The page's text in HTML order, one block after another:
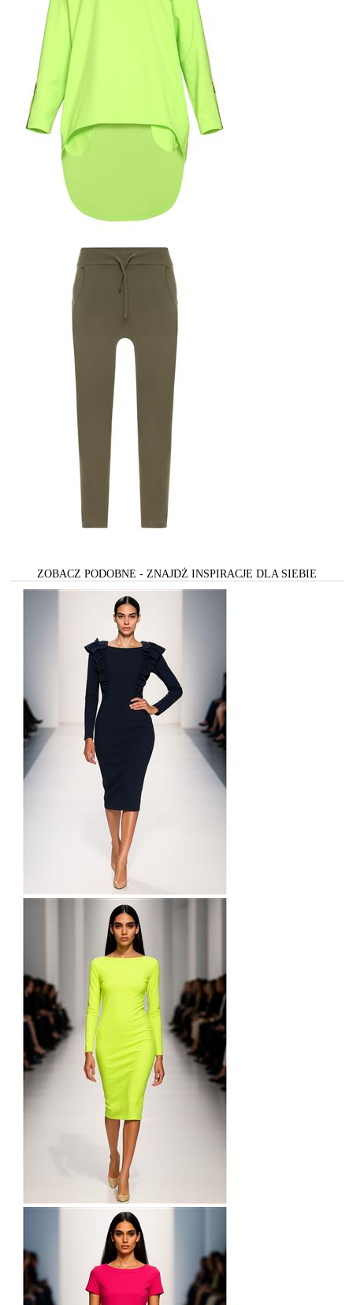
ZOBACZ PODOBNE - ZNAJDŻ INSPIRACJE DLA SIEBIE